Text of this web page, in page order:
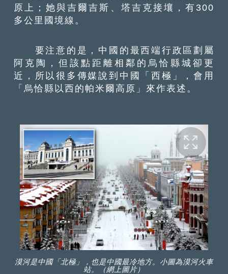
原上；她與吉爾吉斯、塔吉克接壤，有300
多公里國境線。
要注意的是，中國的最西端行政區劃屬
阿克陶，但該點距離相鄰的烏恰縣城卻更
近，所以很多傳媒說到中國「西極」，會用
「烏恰縣以西的帕米爾高原」來作表述。
漠河是中國「北極」，也是中國最冷地方。小圖為漠河火車
站。（網上圖片）